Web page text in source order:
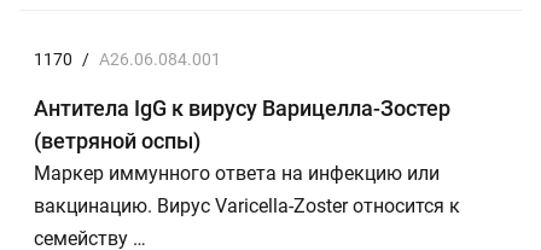
1170 / A26.06.084.001
Антитела IgG к вирусу Варицелла-Зостер
(ветряной оспы)
Маркер иммунного ответа на инфекцию или
вакцинацию. Вирус Varicella-Zoster относится к
семейству …